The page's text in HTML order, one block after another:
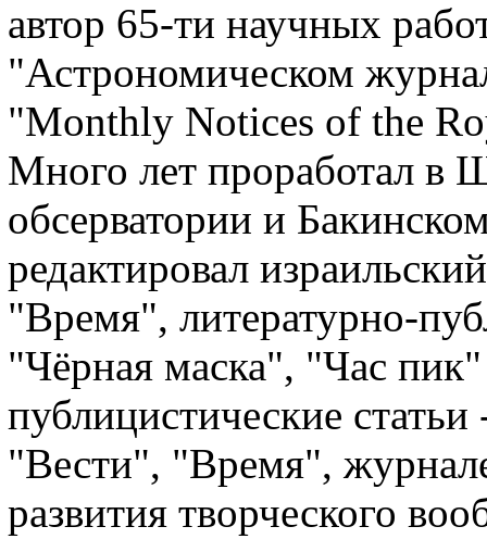
автор 65-ти научных
"Астрономическом
"Monthly Notices of the
Много лет проработал в
обсерватории и
редактировал
"Время", литературно-
"Чёрная маска", "Час
публицистические статьи
"Вести", "Время",
развития творческого